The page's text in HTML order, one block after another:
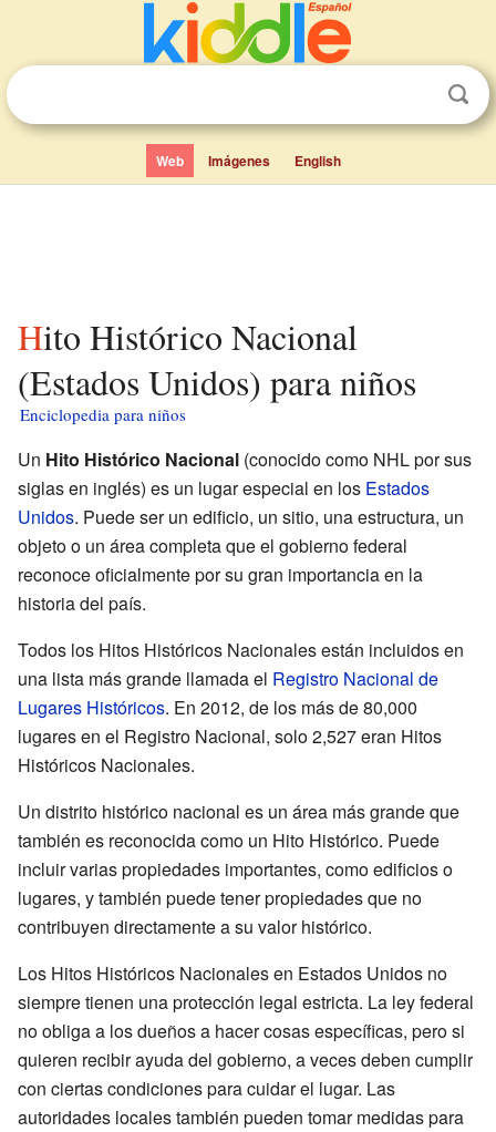
Web Imágenes English
Hito Histórico Nacional
(Estados Unidos) para niños
Enciclopedia para niños
Un Hito Histórico Nacional (conocido como NHL por sus
siglas en inglés) es un lugar especial en los Estados
Unidos. Puede ser un edificio, un sitio, una estructura, un
objeto o un área completa que el gobierno federal
reconoce oficialmente por su gran importancia en la
historia del país.
Todos los Hitos Históricos Nacionales están incluidos en
una lista más grande llamada el Registro Nacional de
Lugares Históricos. En 2012, de los más de 80,000
lugares en el Registro Nacional, solo 2,527 eran Hitos
Históricos Nacionales.
Un distrito histórico nacional es un área más grande que
también es reconocida como un Hito Histórico. Puede
incluir varias propiedades importantes, como edificios o
lugares, y también puede tener propiedades que no
contribuyen directamente a su valor histórico.
Los Hitos Históricos Nacionales en Estados Unidos no
siempre tienen una protección legal estricta. La ley federal
no obliga a los dueños a hacer cosas específicas, pero si
quieren recibir ayuda del gobierno, a veces deben cumplir
con ciertas condiciones para cuidar el lugar. Las
autoridades locales también pueden tomar medidas para